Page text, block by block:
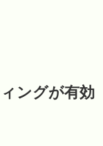
ングが有効